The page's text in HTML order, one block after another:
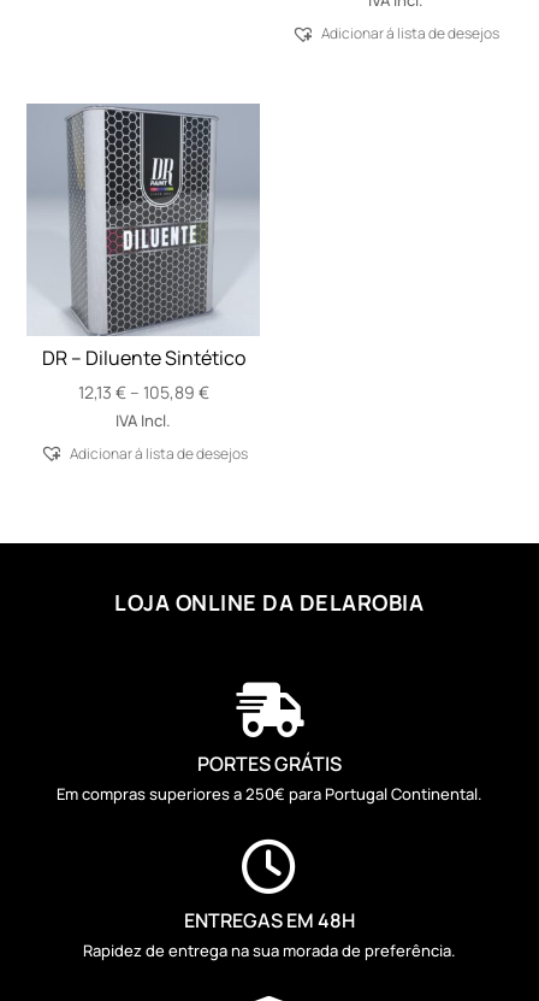
Adicionar á lista de desejos
DR – Diluente Sintético
12,13 € – 105,89 €Price
through
IVA Incl.
Adicionar á lista de desejos
LOJA ONLINE DA DELAROBIA

PORTES GRÁTIS
Em compras superiores a 250€ para Portugal Continental.

ENTREGAS EM 48H
Rapidez de entrega na sua morada de preferência.